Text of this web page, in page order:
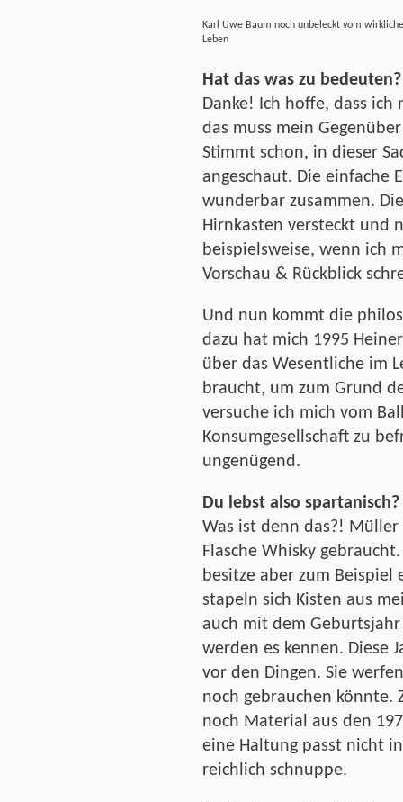
Karl Uwe Baum noch unbeleckt vom
Leben
Hat das was zu bedeuten?
Danke! Ich hoffe, dass
das muss mein
Stimmt schon, in dieser
angeschaut. Die einfache
wunderbar zusammen.
Hirnkasten versteckt und
beispielsweise, wenn ich
Vorschau & Rückblick
Und nun kommt die
dazu hat mich 1995
über das Wesentliche im
braucht, um zum Grund
versuche ich mich vom
Konsumgesellschaft zu
ungenügend.
Du lebst also spartanisch?
Was ist denn das?!
Flasche Whisky
besitze aber zum
stapeln sich Kisten aus
auch mit dem
werden es kennen. Diese
vor den Dingen. Sie
noch gebrauchen könnte.
noch Material aus den
eine Haltung passt nicht
reichlich schnuppe.